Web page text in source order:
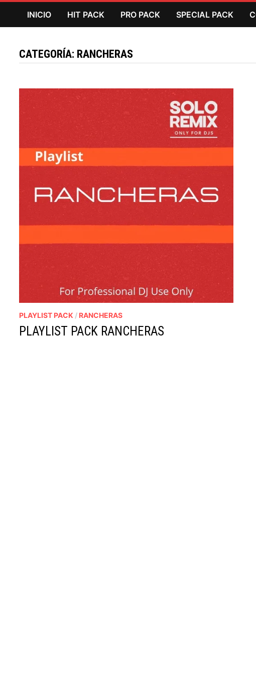
INICIO HIT PACK PRO PACK SPECIAL PACK
CATEGORÍA: RANCHERAS
PLAYLIST PACK / RANCHERAS
PLAYLIST PACK RANCHERAS